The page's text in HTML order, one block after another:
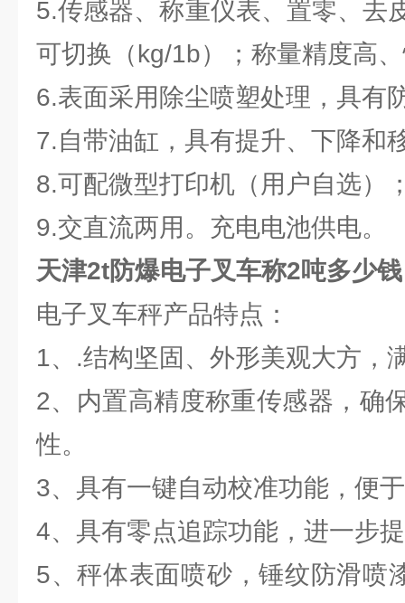
5.传感器、称重仪表、置零、去
可切换（kg/1b）；称量精度高
6.表面采用除尘喷塑处理，具有
7.自带油缸，具有提升、下降
8.可配微型打印机（用户自选）
9.交直流两用。充电电池供电。
天津2t防爆电子叉车称2吨多少钱
电子叉车秤产品特点：
1、.结构坚固、外形美观大方，
2、内置高精度称重传感器，确
性。
3、具有一键自动校准功能，便
4、具有零点追踪功能，进一步
5、秤体表面喷砂，锤纹防滑喷